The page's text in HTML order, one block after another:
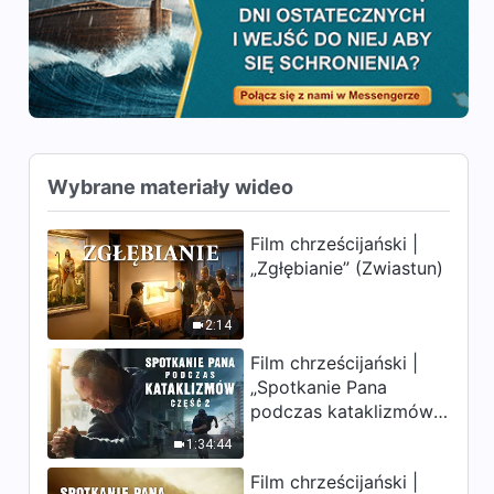
Wybrane materiały wideo
2:14
Film chrześcijański |
„Zgłębianie” (Zwiastun)
1:34:44
Film chrześcijański |
„Spotkanie Pana
podczas kataklizmów”
wymieranie”. Katastrofy
Film chrześcijański |